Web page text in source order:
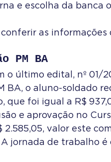
e escolha da banca
conferir as informações
PM BA
o último edital, nº 01/
BA, o aluno-soldado
que foi igual a R$
e aprovação no
2.585,05, valor este
jornada de trabalho é